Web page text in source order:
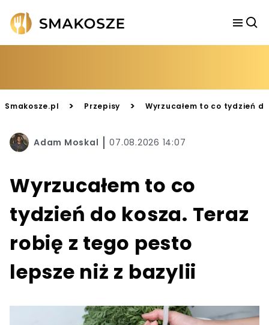
Smakosze.pl > Przepisy > Wyrzucałem to co tydzień
Adam Moskal 07.08.2026 14:07
Wyrzucałem to co
tydzień do kosza. Teraz
robię z tego pesto
lepsze niż z bazylii